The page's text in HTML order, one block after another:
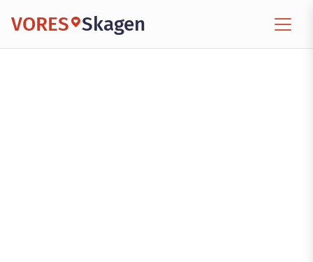
VORES Skagen